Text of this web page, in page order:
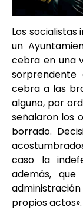
Los socialistas
un
cebra en una
cebra a las
alguno, por
señalaron los
borrado.
caso la
además,
propios actos».